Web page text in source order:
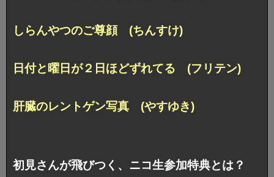
しらんやつのご尊顔 (ちんすけ)
日付と曜日が２日ほどずれてる (フリテン)
肝臓のレントゲン写真 (やすゆき)
初見さんが飛びつく、ニコ生参加特典とは？